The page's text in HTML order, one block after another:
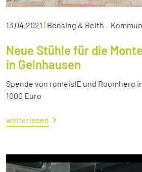
13.04.2021 | Bensing & Reith –
Neue Stühle für die
in Gelnhausen
Spende von romeisIE und Roomhero
1000 Euro
weiterlesen